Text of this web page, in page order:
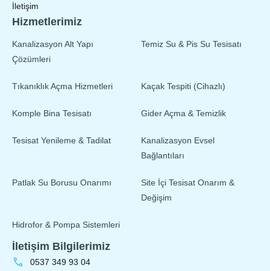
İletişim
Hizmetlerimiz
Kanalizasyon Alt Yapı
Çözümleri
Temiz Su & Pis Su Tesisatı
Tıkanıklık Açma Hizmetleri Kaçak Tespiti (Cihazlı)
Komple Bina Tesisatı Gider Açma & Temizlik
Tesisat Yenileme & Tadilat
Kanalizasyon Evsel
Bağlantıları
Patlak Su Borusu Onarımı
Site İçi Tesisat Onarım &
Değişim
Hidrofor & Pompa Sistemleri
İletişim Bilgilerimiz
0537 349 93 04